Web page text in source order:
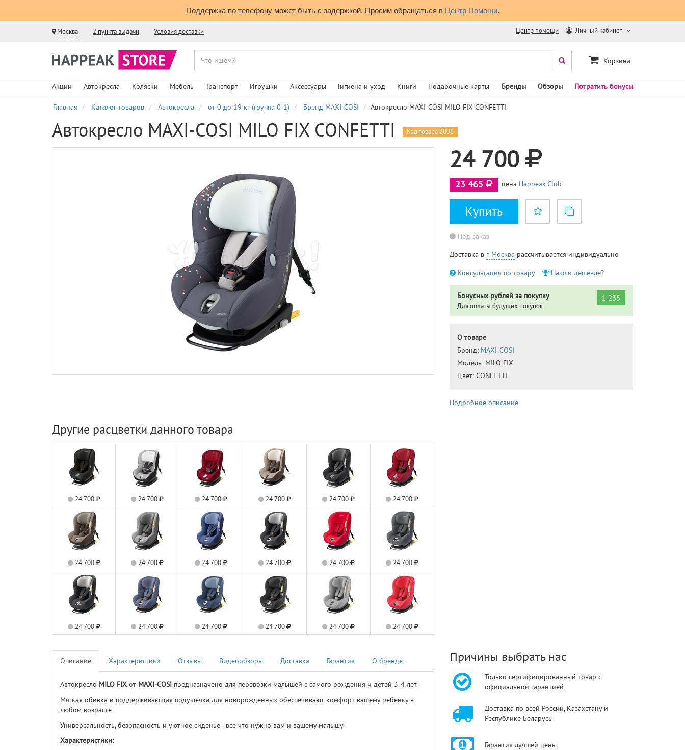
Поддержка по телефону может быть с задержкой. Просим обращаться в Центр Помощи.
Москва 2 пункта выдачи Условия доставки Центр помощи Личный кабинет
Корзина
Акции Автокресла Коляски Мебель Транспорт Игрушки Аксессуары Гигиена и уход Книги Подарочные карты Бренды Обзоры Потратить бонусы
Главная Каталог товаров Автокресла от 0 до 19 кг (группа 0-1) Бренд MAXI-COSI Автокресло MAXI-COSI MILO FIX CONFETTI
Автокресло MAXI-COSI MILO FIX CONFETTI Код товара 2006
24 700
23 465 цена Happeak.Club
Купить
Под заказ
Доставка в г. Москва рассчитывается индивидуально
Консультация по товару
Нашли дешевле?
Бонусных рублей за покупку
Для оплаты будущих покупок
1 235
О товаре
Бренд: MAXI-COSI
Модель: MILO FIX
Цвет: CONFETTI
Подробное описание
Другие расцветки данного товара
24 700 24 700 24 700 24 700 24 700 24 700
24 700 24 700 24 700 24 700 24 700 24 700
24 700 24 700 24 700 24 700 24 700 24 700
Описание Характеристики Отзывы Видеообзоры Доставка Гарантия О бренде
Автокресло MILO FIX от MAXI-COSI предназначено для перевозки малышей с самого рождения и детей 3-4 лет.
Мягкая обивка и поддерживающая подушечка для новорожденных обеспечивают комфорт вашему ребенку в
любом возрасте.
Универсальность, безопасность и уютное сиденье - все что нужно вам и вашему малышу.
Характеристики:
Причины выбрать нас
Только сертифицированный товар с
официальной гарантией
Доставка по всей России, Казахстану и
Республике Беларусь
Гарантия лучшей цены